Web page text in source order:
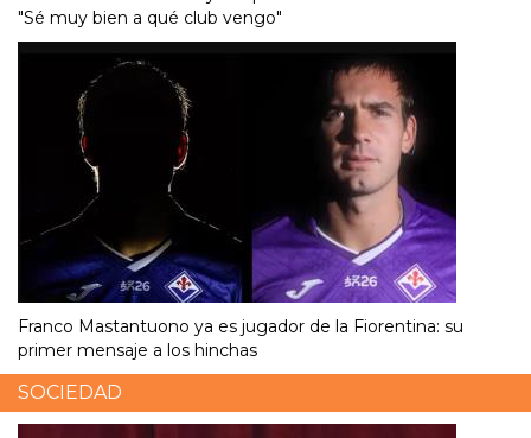
"Sé muy bien a qué club vengo"
Franco Mastantuono ya es jugador de la Fiorentina: su
primer mensaje a los hinchas
SOCIEDAD